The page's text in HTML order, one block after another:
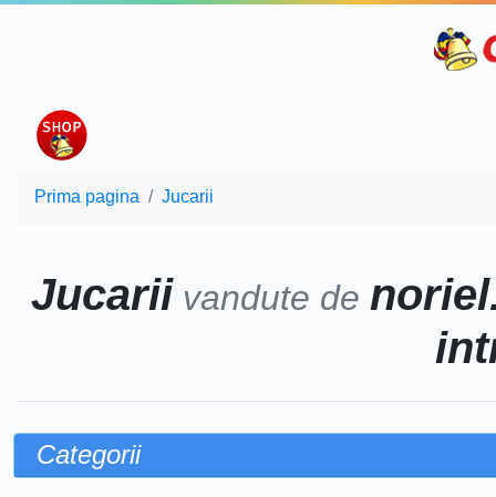
Prima pagina Jucarii
Jucarii vandute de
Categorii